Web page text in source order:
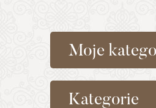
Moje
Kategorie